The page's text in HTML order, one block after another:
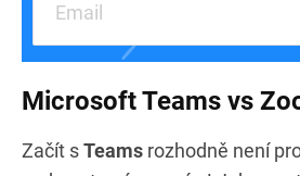
Microsoft Teams vs
Začít sTeams rozhodně není